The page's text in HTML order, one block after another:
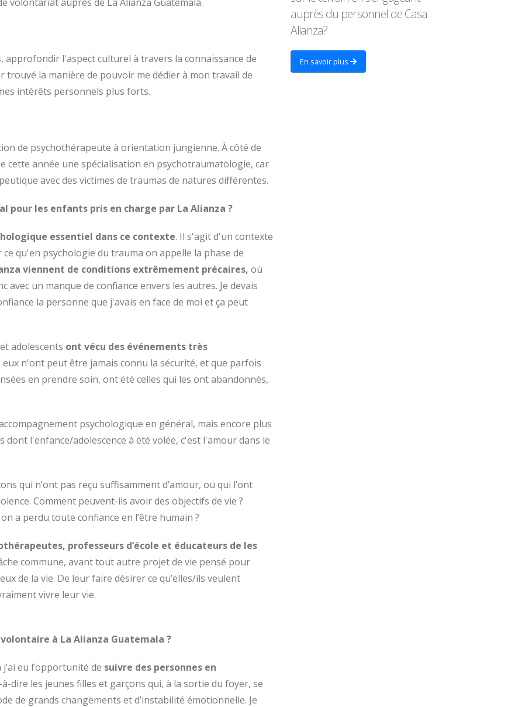
approfondir l'aspect culturel à travers la connaissance de
trouvé la manière de pouvoir me dédier à mon travail de
intérêts personnels plus forts.
de psychothérapeute à orientation jungienne. À côté de
cette année une spécialisation en psychotraumatologie, car
avec des victimes de traumas de natures différentes.
pour les enfants pris en charge par La Alianza ?
essentiel dans ce contexte. Il s'agit d'un contexte
qu'en psychologie du trauma on appelle la phase de
viennent de conditions extrêmement précaires, où
un manque de confiance envers les autres. Je devais
la personne que j'avais en face de moi et ça peut
adolescents ont vécu des événements très
n'ont peut être jamais connu la sécurité, et que parfois
en prendre soin, ont été celles qui les ont abandonnés,
psychologique en général, mais encore plus
l'enfance/adolescence à été volée, c'est l'amour dans le
qui n’ont pas reçu suffisamment d’amour, ou qui l’ont
Comment peuvent-ils avoir des objectifs de vie ?
a perdu toute confiance en l’être humain ?
professeurs d’école et éducateurs de les
commune, avant tout autre projet de vie pensé pour
de la vie. De leur faire désirer ce qu’elles/ils veulent
vivre leur vie.
à La Alianza Guatemala ?
eu l’opportunité de suivre des personnes en
à-dire les jeunes filles et garçons qui, à la sortie du foyer, se
de grands changements et d’instabilité émotionnelle. Je
auprès du personnel de Casa
Alianza?
En savoir plus